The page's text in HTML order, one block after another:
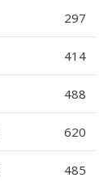
297
414
488
620
485